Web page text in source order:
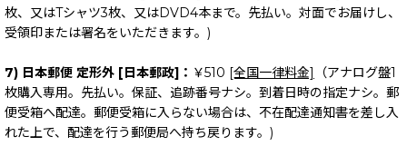
枚、又はTシャツ3枚、又はDVD4本まで。先払い。対面でお届けし、
受領印または署名をいただきます。)
7) 日本郵便 定形外 [日本郵政]： ￥510 [全国一律料金]
（アナログ盤1
枚購入専用。先払い。保証、追跡番号ナシ。到着日時の指定ナシ。郵
便受箱へ配達。郵便受箱に入らない場合は、不在配達通知書を差し入
れた上で、配達を行う郵便局へ持ち戻ります。)